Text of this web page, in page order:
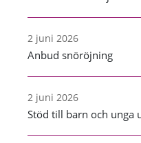
2 juni 2026
Anbud snöröjning
2 juni 2026
Stöd till barn och unga